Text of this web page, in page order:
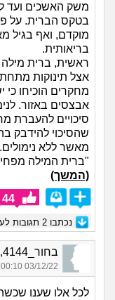
משק האשכים ועד
בטקס הברית. על
מוקדם, ואף בגיל
בריאותית.
ראשית, ברית מילה
אצל תינוקות
מחקרים הוכיחו כי
אבצסים באזור.
סיכויים להעברת
מאשר ללא נימולים.
"ברית המילה
(המשך)
44
נכתבו 2 תגובות
בחור_4144, בן 45, אורח
03/12/22 00:10
לכל אלו שענו